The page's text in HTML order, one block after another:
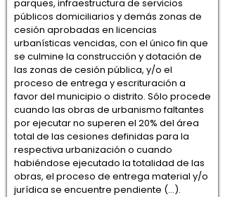
parques, infraestructura de servicios
públicos domiciliarios y demás zonas de
cesión aprobadas en licencias
urbanísticas vencidas, con el único fin que
se culmine la construcción y dotación de
las zonas de cesión pública, y/o el
proceso de entrega y escrituración a
favor del municipio o distrito. Sólo procede
cuando las obras de urbanismo faltantes
por ejecutar no superen el 20% del área
total de las cesiones definidas para la
respectiva urbanización o cuando
habiéndose ejecutado la totalidad de las
obras, el proceso de entrega material y/o
jurídica se encuentre pendiente (…).